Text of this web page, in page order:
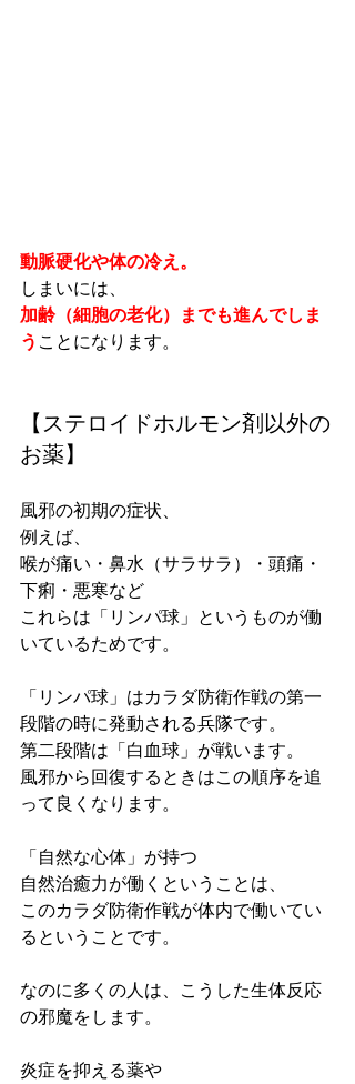
動脈硬化や体の冷え。
しまいには、
加齢（細胞の老化）までも進んでしま
う ことになります。
【ステロイドホルモン剤以外の
お薬】
風邪の初期の症状、
例えば、
喉が痛い・鼻水（サラサラ）・頭痛・
下痢・悪寒など
これらは「リンパ球」というものが働
いているためです。
「リンパ球」はカラダ防衛作戦の第一
段階の時に発動される兵隊です。
第二段階は「白血球」が戦います。
風邪から回復するときはこの順序を追
って良くなります。
「自然な心体」が持つ
自然治癒力が働くということは、
このカラダ防衛作戦が体内で働いてい
るということです。
なのに多くの人は、こうした生体反応
の邪魔をします。
炎症を抑える薬や